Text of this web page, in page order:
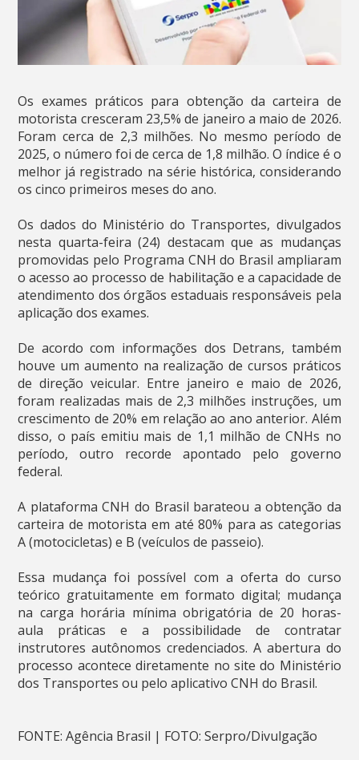
Os exames práticos para obtenção da carteira de
motorista cresceram 23,5% de janeiro a maio de 2026.
Foram cerca de 2,3 milhões. No mesmo período de
2025, o número foi de cerca de 1,8 milhão. O índice é o
melhor já registrado na série histórica, considerando
os cinco primeiros meses do ano.
Os dados do Ministério do Transportes, divulgados
nesta quarta-feira (24) destacam que as mudanças
promovidas pelo Programa CNH do Brasil ampliaram
o acesso ao processo de habilitação e a capacidade de
atendimento dos órgãos estaduais responsáveis pela
aplicação dos exames.
De acordo com informações dos Detrans, também
houve um aumento na realização de cursos práticos
de direção veicular. Entre janeiro e maio de 2026,
foram realizadas mais de 2,3 milhões instruções, um
crescimento de 20% em relação ao ano anterior. Além
disso, o país emitiu mais de 1,1 milhão de CNHs no
período, outro recorde apontado pelo governo
federal.
A plataforma CNH do Brasil barateou a obtenção da
carteira de motorista em até 80% para as categorias
A (motocicletas) e B (veículos de passeio).
Essa mudança foi possível com a oferta do curso
teórico gratuitamente em formato digital; mudança
na carga horária mínima obrigatória de 20 horas-
aula práticas e a possibilidade de contratar
instrutores autônomos credenciados. A abertura do
processo acontece diretamente no site do Ministério
dos Transportes ou pelo aplicativo CNH do Brasil.
FONTE: Agência Brasil | FOTO: Serpro/Divulgação